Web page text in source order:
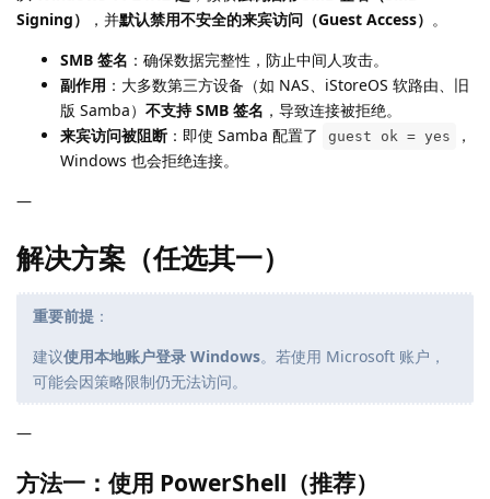
Signing）
，并默认禁用不安全的来宾访问（Guest Access） 。
SMB 签名 ：确保数据完整性，防止中间人攻击。
副作用 ：大多数第三方设备（如 NAS、iStoreOS 软路由、旧
版 Samba） 不支持 SMB 签名 ，导致连接被拒绝。
来宾访问被阻断 ：即使 Samba 配置了 guest ok = yes
，
Windows 也会拒绝连接。
—
解决方案（任选其一）
重要前提 ：
建议使用本地账户登录 Windows。若使用 Microsoft 账户，
可能会因策略限制仍无法访问。
—
方法一：使用 PowerShell（推荐）